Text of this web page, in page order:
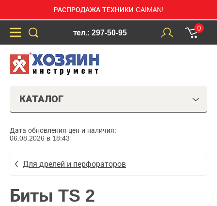
РАСПРОДАЖА ТЕХНИКИ CAIMAN!
тел.: 297-50-95
0
КАТАЛОГ
Дата обновления цен и наличия:
06.08.2026 в 18:43
Для дрелей и перфораторов
Биты TS 2